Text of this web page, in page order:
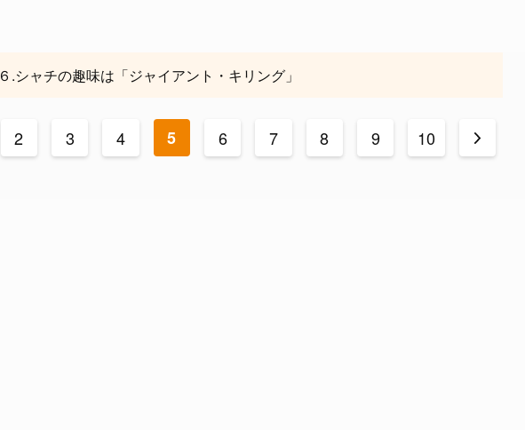
６.シャチの趣味は「ジャイアント・キリング」
2 3 4 5 6 7 8 9 10 >